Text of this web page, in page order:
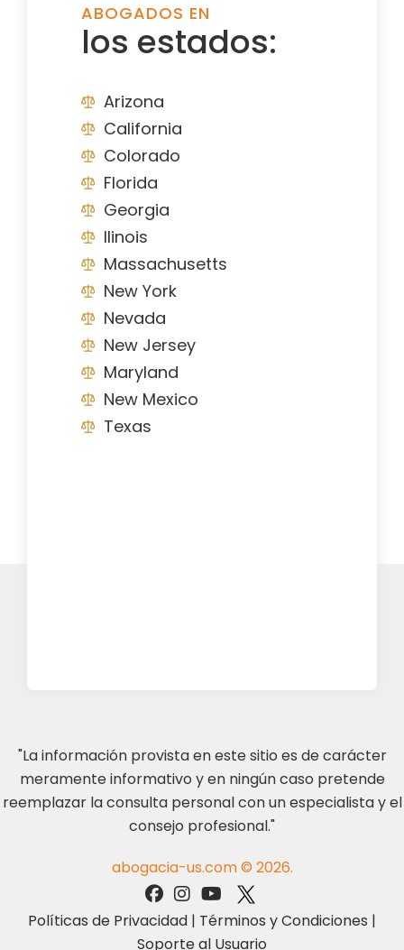
ABOGADOS EN
los estados:
Arizona
California
Colorado
Florida
Georgia
Ilinois
Massachusetts
New York
Nevada
New Jersey
Maryland
New Mexico
Texas
"La información provista en este sitio es de carácter
meramente informativo y en ningún caso pretende
reemplazar la consulta personal con un especialista y el
consejo profesional."
abogacia-us.com © 2026.
Políticas de Privacidad | Términos y Condiciones |
Soporte al Usuario